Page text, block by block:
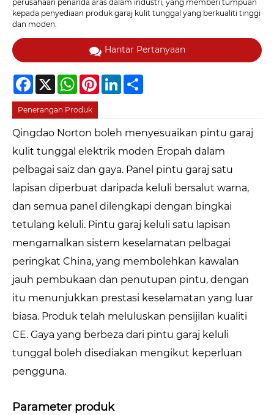
perusahaan penanda aras dalam industri, yang memberi tumpuan
kepada penyediaan produk garaj kulit tunggal yang berkualiti tinggi
dan moden.
Hantar Pertanyaan
Facebook
X WhatsAppPinterestLinkedIn
Penerangan Produk
Qingdao Norton boleh menyesuaikan pintu garaj
kulit tunggal elektrik moden Eropah dalam
pelbagai saiz dan gaya. Panel pintu garaj satu
lapisan diperbuat daripada keluli bersalut warna,
dan semua panel dilengkapi dengan bingkai
tetulang keluli. Pintu garaj keluli satu lapisan
mengamalkan sistem keselamatan pelbagai
peringkat China, yang membolehkan kawalan
jauh pembukaan dan penutupan pintu, dengan
itu menunjukkan prestasi keselamatan yang luar
biasa. Produk telah meluluskan pensijilan kualiti
CE. Gaya yang berbeza dari pintu garaj keluli
tunggal boleh disediakan mengikut keperluan
pengguna.
Parameter produk